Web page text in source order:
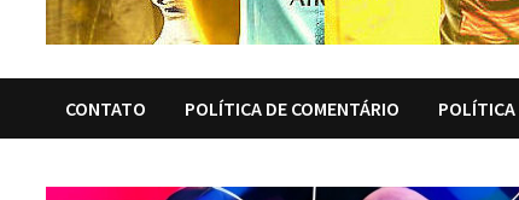
CONTATO POLÍTICA DE COMENTÁRIO POLÍTICA